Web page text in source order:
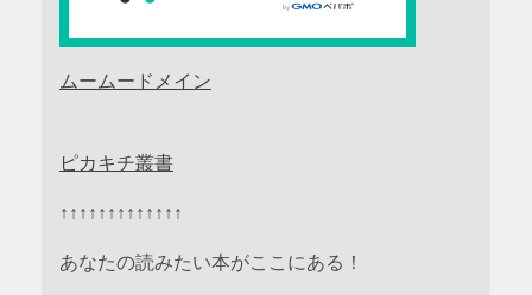
ムームードメイン
ピカキチ叢書
↑↑↑↑↑↑↑↑↑↑↑↑↑
あなたの読みたい本がここにある！